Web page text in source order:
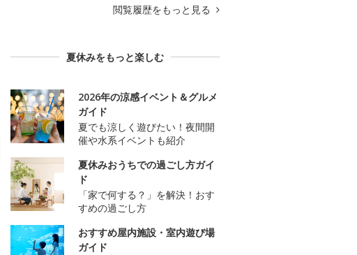
閲覧履歴をもっと見る
夏休みをもっと楽しむ
2026年の涼感イベント＆グルメ
ガイド
夏でも涼しく遊びたい！夜間開
催や水系イベントも紹介
夏休みおうちでの過ごし方ガイ
ド
「家で何する？」を解決！おす
すめの過ごし方
おすすめ屋内施設・室内遊び場
ガイド